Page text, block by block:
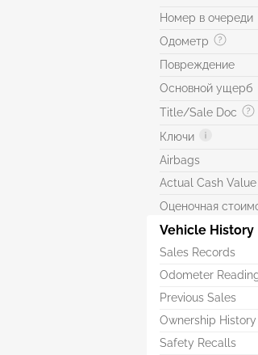
Номер в очереди
Одометр
Повреждение
Основной ущерб
Title/Sale Doc
Ключи
Airbags
Actual Cash Value
Оценочная
Vehicle History
Sales Records
Odometer
Previous Sales
Ownership History
Safety Recalls